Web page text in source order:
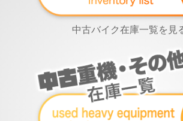
中古バイク在庫一覧を見